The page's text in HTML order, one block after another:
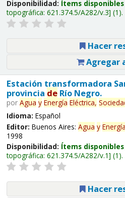
Disponibilidad: Ítems
topográfica: 621.374.5/A282/v.3 (1).
Hacer
Agregar
Estación transformadora
provincia deRío Negro.
por Agua y Energía Eléctrica,
Idioma: Español
Editor: Buenos Aires: Agua y Energía
1998
Disponibilidad: Ítems
topográfica: 621.374.5/A282/v.1 (1).
Hacer